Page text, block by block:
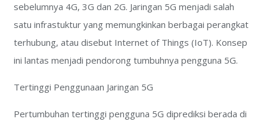
sebelumnya 4G, 3G dan 2G. Jaringan 5G menjadi salah
satu infrastuktur yang memungkinkan berbagai perangkat
terhubung, atau disebut Internet of Things (IoT). Konsep
ini lantas menjadi pendorong tumbuhnya pengguna 5G.
Tertinggi Penggunaan Jaringan 5G
Pertumbuhan tertinggi pengguna 5G diprediksi berada di